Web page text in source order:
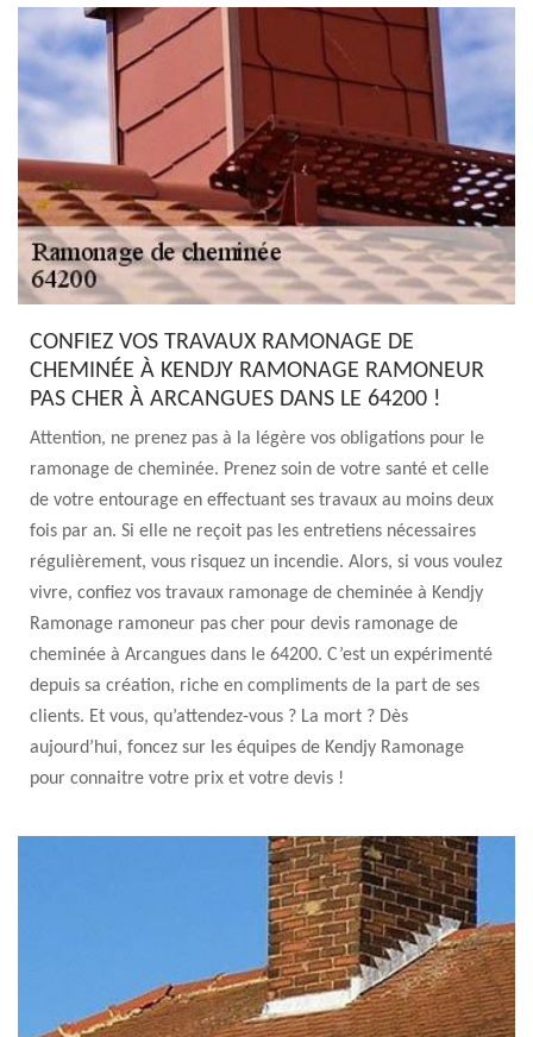
CONFIEZ VOS TRAVAUX RAMONAGE DE
CHEMINÉE À KENDJY RAMONAGE RAMONEUR
PAS CHER À ARCANGUES DANS LE 64200 !
Attention, ne prenez pas à la légère vos obligations pour le
ramonage de cheminée. Prenez soin de votre santé et celle
de votre entourage en effectuant ses travaux au moins deux
fois par an. Si elle ne reçoit pas les entretiens nécessaires
régulièrement, vous risquez un incendie. Alors, si vous voulez
vivre, confiez vos travaux ramonage de cheminée à Kendjy
Ramonage ramoneur pas cher pour devis ramonage de
cheminée à Arcangues dans le 64200. C’est un expérimenté
depuis sa création, riche en compliments de la part de ses
clients. Et vous, qu’attendez-vous ? La mort ? Dès
aujourd’hui, foncez sur les équipes de Kendjy Ramonage
pour connaitre votre prix et votre devis !